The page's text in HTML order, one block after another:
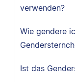
verwenden?
Wie gendere
Ist das